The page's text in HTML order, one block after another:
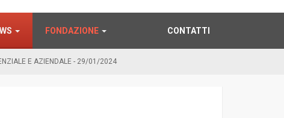
FONDAZIONE CONTATTI
E AZIENDALE - 29/01/2024